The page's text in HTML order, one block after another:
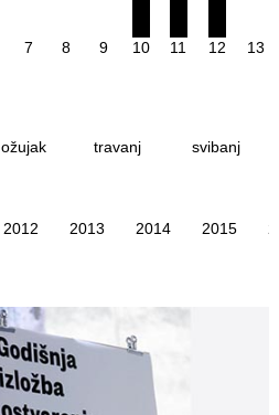
7 8 9 10 11 12 13
ožujak travanj svibanj
2012 2013 2014 2015